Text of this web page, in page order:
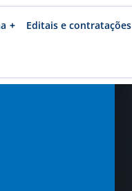
Editais e contratações